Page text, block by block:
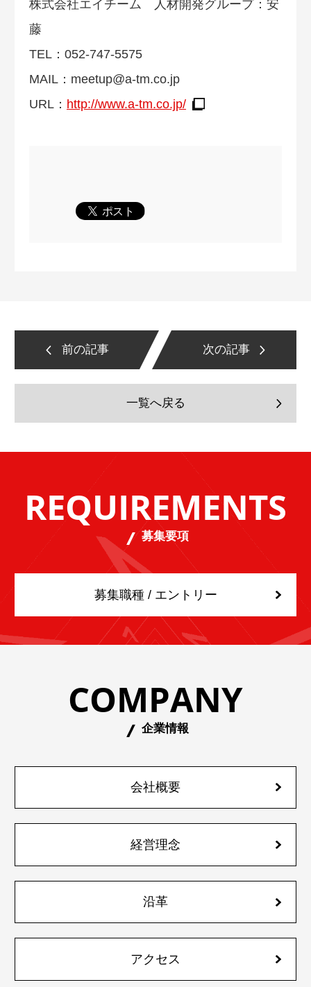
株式会社エイチーム 人材開発グループ：安
藤
TEL：052-747-5575
MAIL： meetup@a-tm.co.jp
URL： http://www.a-tm.co.jp/
前の記事 次の記事
一覧へ戻る
REQUIREMENTS
募集要項
募集職種 / エントリー
COMPANY
企業情報
会社概要
経営理念
沿革
アクセス